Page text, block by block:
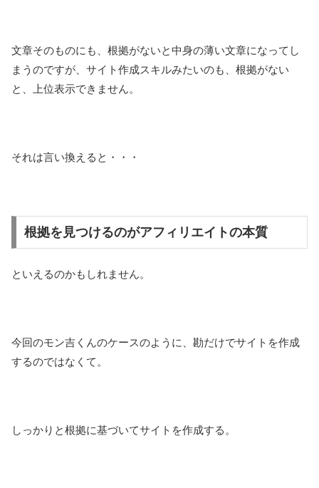
文章そのものにも、根拠がないと中身の薄い文章になってし
まうのですが、サイト作成スキルみたいのも、根拠がない
と、上位表示できません。
それは言い換えると・・・
根拠を見つけるのがアフィリエイトの本質
といえるのかもしれません。
今回のモン吉くんのケースのように、勘だけでサイトを作成
するのではなくて。
しっかりと根拠に基づいてサイトを作成する。